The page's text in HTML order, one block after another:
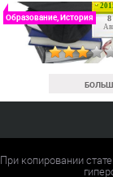
8
Образование, История
При копировании